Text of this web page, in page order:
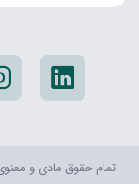
تمام حقوق مادی و